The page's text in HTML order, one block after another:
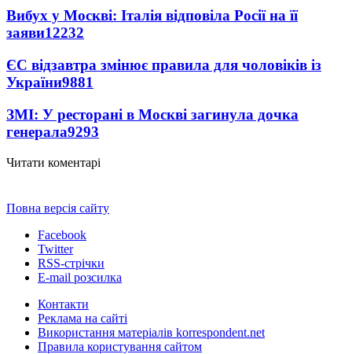
Вибух у Москві: Італія відповіла Росії на її
заяви12232
ЄС відзавтра змінює правила для чоловіків із
України9881
ЗМІ: У ресторані в Москві загинула дочка
генерала9293
Читати коментарі
Повна версія сайту
Facebook
Twitter
RSS-стрічки
E-mail розсилка
Контакти
Реклама на сайті
Використання матеріалів korrespondent.net
Правила користування сайтом